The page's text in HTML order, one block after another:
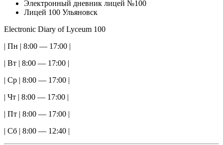
Электронный дневник лицей №100
Лицей 100 Ульяновск
Electronic Diary of Lyceum 100
| Пн | 8:00 — 17:00 |
| Вт | 8:00 — 17:00 |
| Ср | 8:00 — 17:00 |
| Чт | 8:00 — 17:00 |
| Пт | 8:00 — 17:00 |
| Сб | 8:00 — 12:40 |